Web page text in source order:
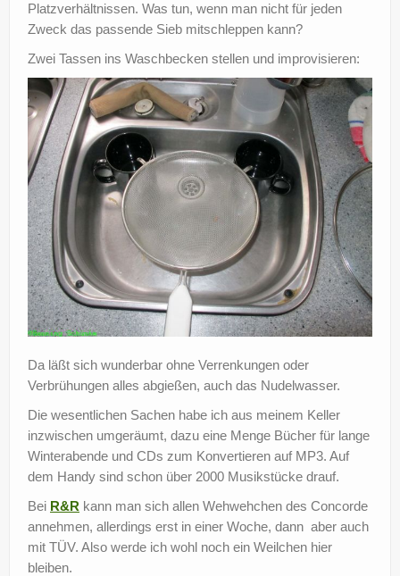
Platzverhältnissen. Was tun, wenn man nicht für jeden
Zweck das passende Sieb mitschleppen kann?
Zwei Tassen ins Waschbecken stellen und improvisieren:
Da läßt sich wunderbar ohne Verrenkungen oder
Verbrühungen alles abgießen, auch das Nudelwasser.
Die wesentlichen Sachen habe ich aus meinem Keller
inzwischen umgeräumt, dazu eine Menge Bücher für lange
Winterabende und CDs zum Konvertieren auf MP3. Auf
dem Handy sind schon über 2000 Musikstücke drauf.
Bei R&R kann man sich allen Wehwehchen des Concorde
annehmen, allerdings erst in einer Woche, dann aber auch
mit TÜV. Also werde ich wohl noch ein Weilchen hier
bleiben.